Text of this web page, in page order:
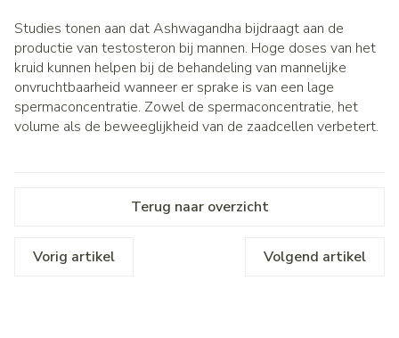
Studies tonen aan dat Ashwagandha bijdraagt aan de
productie van testosteron bij mannen. Hoge doses van het
kruid kunnen helpen bij de behandeling van mannelijke
onvruchtbaarheid wanneer er sprake is van een lage
spermaconcentratie. Zowel de spermaconcentratie, het
volume als de beweeglijkheid van de zaadcellen verbetert.
Terug naar overzicht
Vorig artikel Volgend artikel